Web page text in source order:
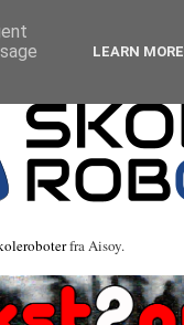
fra Aisoy.
LEARN MORE